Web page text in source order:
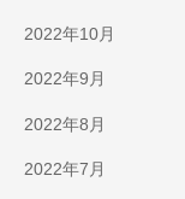
2022年10月
2022年9月
2022年8月
2022年7月